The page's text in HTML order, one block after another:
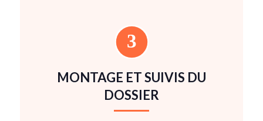
MONTAGE ET SUIVIS DU
DOSSIER